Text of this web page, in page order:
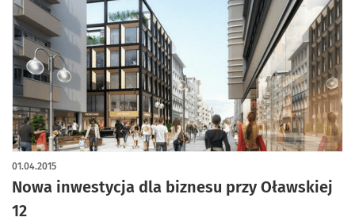
Nowa inwestycja dla biznesu przy Oławskiej
12
01.04.2015